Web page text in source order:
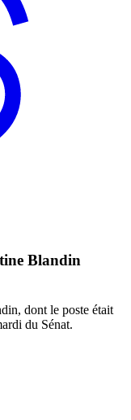
Blandin
dont le poste était
du Sénat.